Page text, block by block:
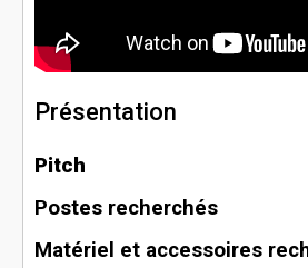
Présentation
Pitch
Postes recherchés
Matériel et accessoires